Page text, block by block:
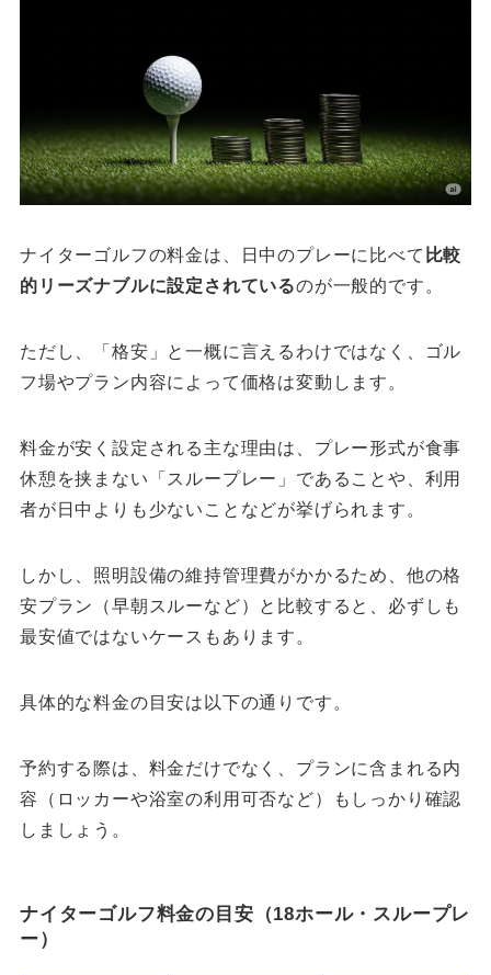
ナイターゴルフの料金は、日中のプレーに比べて 比較
的リーズナブルに設定されているのが一般的です。
ただし、「格安」と一概に言えるわけではなく、ゴル
フ場やプラン内容によって価格は変動します。
料金が安く設定される主な理由は、プレー形式が食事
休憩を挟まない「スループレー」であることや、利用
者が日中よりも少ないことなどが挙げられます。
しかし、照明設備の維持管理費がかかるため、他の格
安プラン（早朝スルーなど）と比較すると、必ずしも
最安値ではないケースもあります。
具体的な料金の目安は以下の通りです。
予約する際は、料金だけでなく、プランに含まれる内
容（ロッカーや浴室の利用可否など）もしっかり確認
しましょう。
ナイターゴルフ料金の目安（18ホール・スループレ
ー）